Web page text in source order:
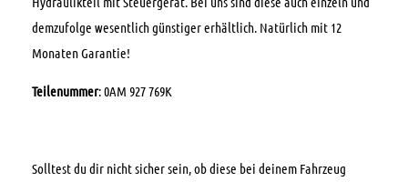
demzufolge wesentlich günstiger erhältlich. Natürlich mit 12
Monaten Garantie!
Teilenummer: 0AM 927 769K
Solltest du dir nicht sicher sein, ob diese bei deinem Fahrzeug